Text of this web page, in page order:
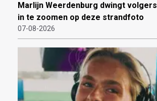
Marlijn Weerdenburg dwingt
in te zoomen op deze strandfoto
07-08-2026